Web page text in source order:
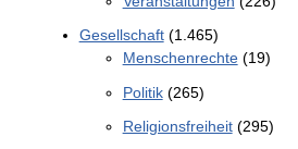
Gesellschaft(1.465)
Menschenrechte(19)
Politik(265)
Religionsfreiheit(295)